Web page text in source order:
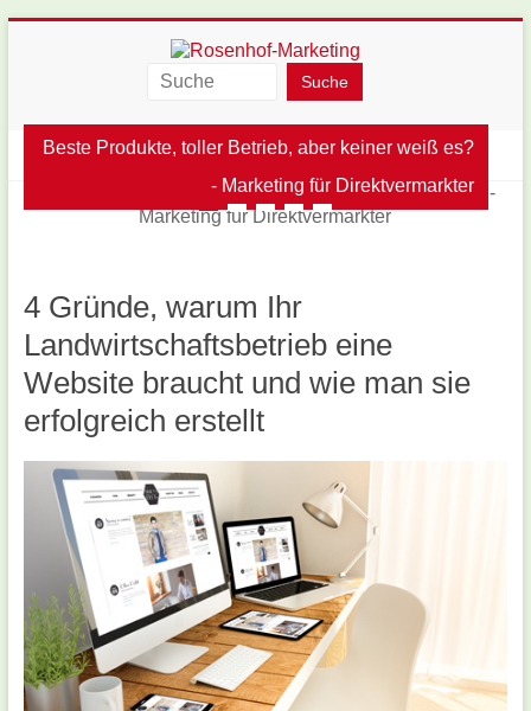
Rosenhof-
Marketing
Menü
Beste Produkte, toller Betrieb, aber keiner weiß es?
- Marketing für Direktvermarkter
4 Gründe, warum Ihr
Landwirtschaftsbetrieb eine
Website braucht und wie man sie
erfolgreich erstellt